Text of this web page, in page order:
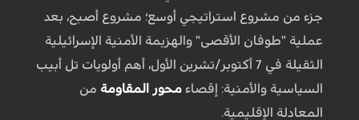
جزء من مشروع استراتيجي أوسع؛ مشروع أصبح، بعد
عملية "طوفان الأقصى" والهزيمة الأمنية الإسرائيلية
الثقيلة في 7 أكتوبر/تشرين الأول، أهم أولويات تل أبيب
السياسية والأمنية: إقصاء محور المقاومة من
المعادلة الإقليمية.